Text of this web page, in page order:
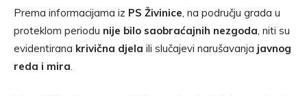
Prema informacijama iz PS Živinice, na području grada u
proteklom periodu nije bilo saobraćajnih nezgoda, niti su
evidentirana krivična djela ili slučajevi narušavanja javnog
reda i mira.